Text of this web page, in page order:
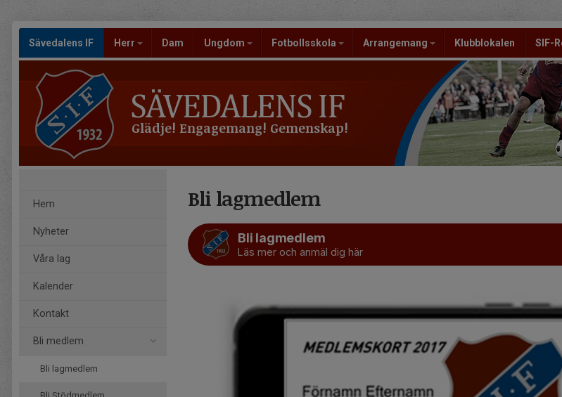
Sävedalens IF Herr Dam Ungdom Fotbollsskola Arrangemang Klubblokalen SIF-
Glädje! Engagemang! Gemenskap!
Hem
Nyheter
Våra lag
Kalender
Kontakt
Bli medlem
Bli lagmedlem
Bli lagmedlem
Bli lagmedlem
Läs mer och anmäl dig här